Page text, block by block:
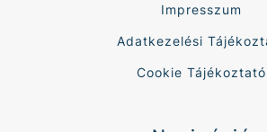
Impresszum
Adatkezelési
Cookie Tájékoztató